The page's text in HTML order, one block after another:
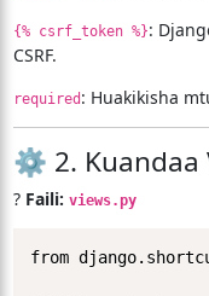
{% csrf_token %}:
CSRF.
required : Huakikisha
⚙️ 2. Kuandaa
? Faili: views.py
from